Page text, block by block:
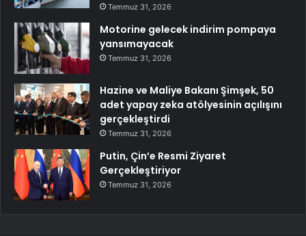
Temmuz 31, 2026
Motorine gelecek indirim pompaya
yansımayacak
Temmuz 31, 2026
Hazine ve Maliye Bakanı Şimşek, 50
adet yapay zeka atölyesinin açılışını
gerçekleştirdi
Temmuz 31, 2026
Putin, Çin’e Resmi Ziyaret
Gerçekleştiriyor
Temmuz 31, 2026